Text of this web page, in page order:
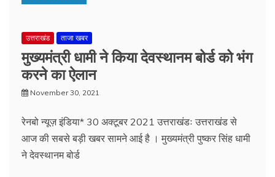
उत्तराखंड ताजा खबर
मुख्यमंत्री धामी ने किया देवस्थानम बोर्ड को भंग
करने का ऐलान
November 30, 2021
रेनबो न्यूज़ इंडिया* 30 अक्टूबर 2021 उत्तराखंडः उत्तराखंड से
आज की सबसे बड़ी खबर सामने आई है । मुख्यमंत्री पुष्कर सिंह धामी
ने देवस्थानम बोर्ड